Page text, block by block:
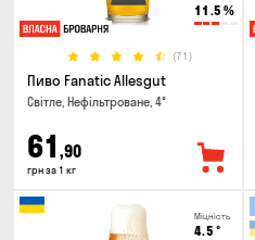
11.5 %
(71)
Пиво Fanatic Allesgut
Світле, Нефільтроване, 4°
61 ,90
грн за 1 кг
Міцність
4.5 °